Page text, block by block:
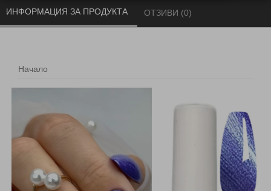
Начало
ИНФОРМАЦИЯ ЗА ПРОДУКТА ОТЗИВИ (0)